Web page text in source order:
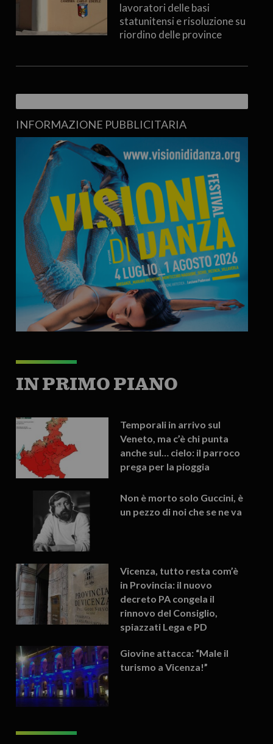
lavoratori delle basi
statunitensi e risoluzione su
riordino delle province
INFORMAZIONE PUBBLICITARIA
IN PRIMO PIANO
Temporali in arrivo sul
Veneto, ma c’è chi punta
anche sul… cielo: il parroco
prega per la pioggia
Non è morto solo Guccini, è
un pezzo di noi che se ne va
Vicenza, tutto resta com’è
in Provincia: il nuovo
decreto PA congela il
rinnovo del Consiglio,
spiazzati Lega e PD
Giovine attacca: “Male il
turismo a Vicenza!”